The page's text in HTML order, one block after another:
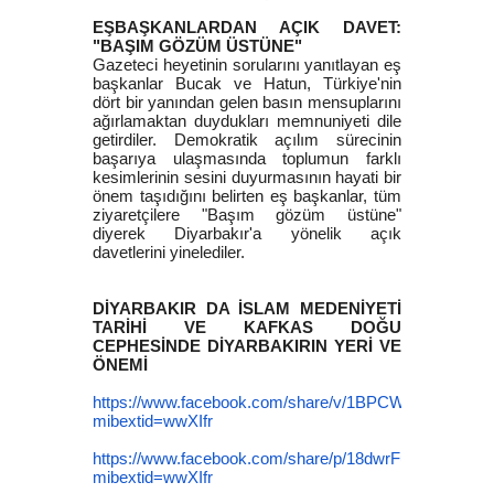
EŞBAŞKANLARDAN AÇIK DAVET:
"BAŞIM GÖZÜM ÜSTÜNE"
Gazeteci heyetinin sorularını yanıtlayan eş
başkanlar Bucak ve Hatun, Türkiye'nin
dört bir yanından gelen basın mensuplarını
ağırlamaktan duydukları memnuniyeti dile
getirdiler. Demokratik açılım sürecinin
başarıya ulaşmasında toplumun farklı
kesimlerinin sesini duyurmasının hayati bir
önem taşıdığını belirten eş başkanlar, tüm
ziyaretçilere "Başım gözüm üstüne"
diyerek Diyarbakır'a yönelik açık
davetlerini yinelediler.
DİYARBAKIR DA İSLAM MEDENİYETİ
TARİHİ VE KAFKAS DOĞU
CEPHESİNDE DİYARBAKIRIN YERİ VE
ÖNEMİ
https://www.facebook.com/share/v/1BPCWYVvY7/?
mibextid=wwXIfr
https://www.facebook.com/share/p/18dwrFuqK3/?
mibextid=wwXIfr